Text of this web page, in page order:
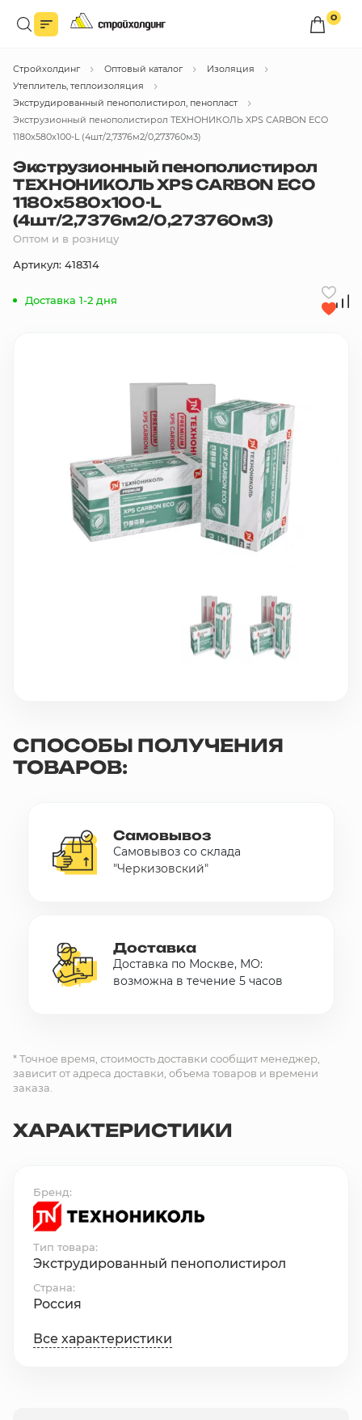
0
Войдите в личный кабинет
Вы сможете оформлять заказы
Войти
Каталог товаров
Быстрый заказ по списку
бренды
10 000 ₽
Минимальный заказ
+7(495) 988-86-47
sales@stroyholding.ru
Телеграм
Стройхолдинг Оптовый каталог
Изоляция
Утеплитель, теплоизоляция
Экструдированный пенополистирол, пенопласт
Экструзионный пенополистирол ТЕХНОНИКОЛЬ XPS CARBON ECO
1180х580х100-L (4шт/2,7376м2/0,273760м3)
Экструзионный пенополистирол
ТЕХНОНИКОЛЬ XPS CARBON ECO
1180х580х100-L
(4шт/2,7376м2/0,273760м3)
Оптом и в розницу
Артикул: 418314
Доставка 1-2 дня
СПОСОБЫ ПОЛУЧЕНИЯ
ТОВАРОВ:
Самовывоз
Самовывоз со склада
"Черкизовский"
Доставка
Доставка по Москве, МО:
возможна в течение 5 часов
* Точное время, стоимость доставки сообщит менеджер,
зависит от адреса доставки, объема товаров и времени
заказа.
ХАРАКТЕРИСТИКИ
Бренд
Тип товара
Экструдированный пенополистирол
Страна
Россия
Все характеристики